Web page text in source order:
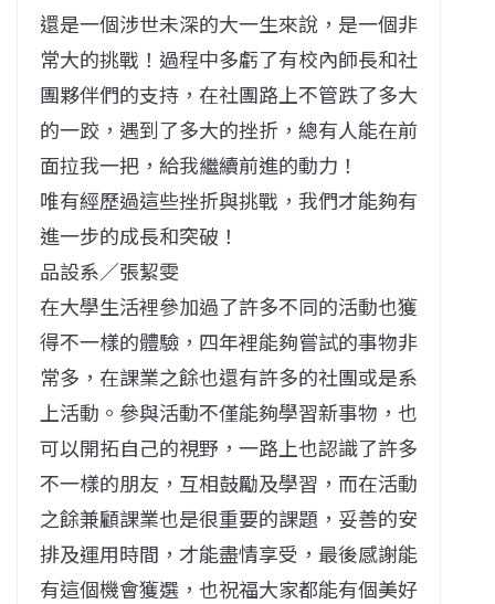
還是一個涉世未深的大一生來說，是一個非
常大的挑戰！過程中多虧了有校內師長和社
團夥伴們的支持，在社團路上不管跌了多大
的一跤，遇到了多大的挫折，總有人能在前
面拉我一把，給我繼續前進的動力！
唯有經歷過這些挫折與挑戰，我們才能夠有
進一步的成長和突破！
品設系／張絜雯
在大學生活裡參加過了許多不同的活動也獲
得不一樣的體驗，四年裡能夠嘗試的事物非
常多，在課業之餘也還有許多的社團或是系
上活動。參與活動不僅能夠學習新事物，也
可以開拓自己的視野，一路上也認識了許多
不一樣的朋友，互相鼓勵及學習，而在活動
之餘兼顧課業也是很重要的課題，妥善的安
排及運用時間，才能盡情享受，最後感謝能
有這個機會獲選，也祝福大家都能有個美好